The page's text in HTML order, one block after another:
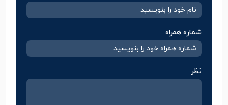
شماره همراه
نظر